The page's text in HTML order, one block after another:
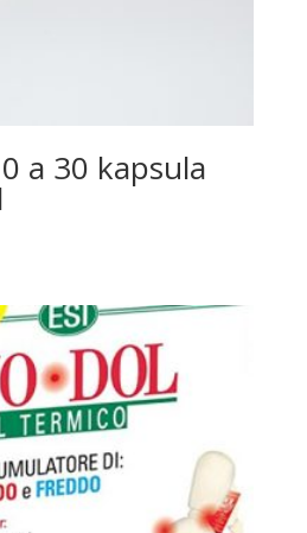
a 30 kapsula